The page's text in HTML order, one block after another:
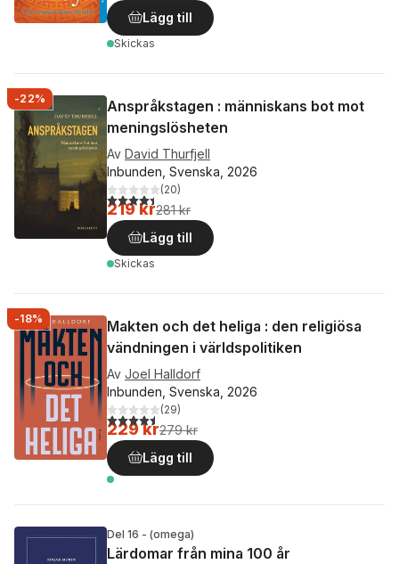
Lägg till
Skickas
-22%
Anspråkstagen : människans bot mot
meningslösheten
Av David Thurfjell
Inbunden, Svenska, 2026
4,4utav 5 stjärnor. Totalt antal röster:
(20)
219 kr281 kr
Lägg till
Skickas
-18%
Makten och det heliga : den religiösa
vändningen i världspolitiken
Av Joel Halldorf
Inbunden, Svenska, 2026
4,5utav 5 stjärnor. Totalt antal röster:
(29)
229 kr279 kr
Lägg till
Del 16 - (omega)
Lärdomar från mina 100 år